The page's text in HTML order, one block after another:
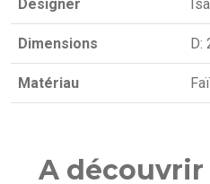
Designer
Dimensions D:
Matériau
A